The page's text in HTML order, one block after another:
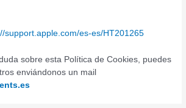
support.apple.com/es-es/HT201265
sobre esta Política de Cookies, puedes
enviándonos un mail